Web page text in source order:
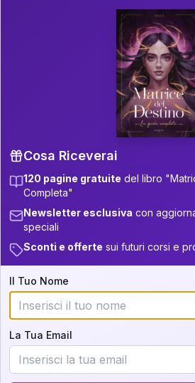
Il libro è in fase di scrittura.
per ricevere
P.S.
gratuita
Scorri più in basso per
un'interpretazione parziale
Iscriviti alla newsletter
aggiornamenti quando sarà
Cosa scoprirete
💕 Come rafforzare la vostra
Cosa Riceverai
120 pagine gratuite del libro
Completa"
Newsletter esclusiva con
speciali
Sconti e offerte sui futuri corsi e
Il Tuo Nome
La Tua Email